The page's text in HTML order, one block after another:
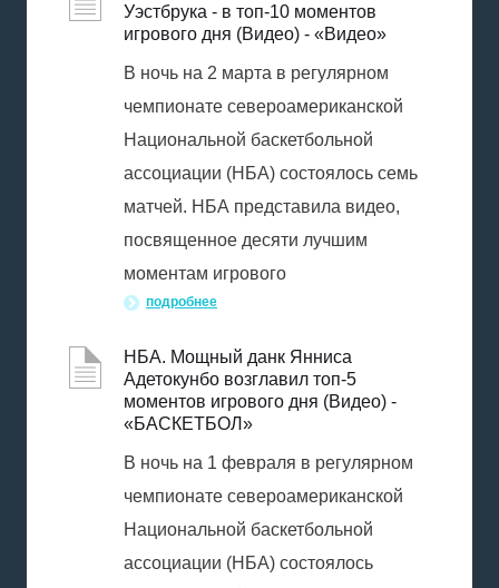
Уэстбрука - в топ-10 моментов
игрового дня (Видео) - «Видео»
В ночь на 2 марта в регулярном
чемпионате североамериканской
Национальной баскетбольной
ассоциации (НБА) состоялось семь
матчей. НБА представила видео,
посвященное десяти лучшим
моментам игрового
подробнее
НБА. Мощный данк Янниса
Адетокунбо возглавил топ-5
моментов игрового дня (Видео) -
«БАСКЕТБОЛ»
В ночь на 1 февраля в регулярном
чемпионате североамериканской
Национальной баскетбольной
ассоциации (НБА) состоялось